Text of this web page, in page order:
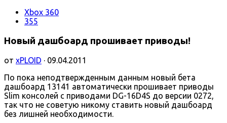
Xbox 360
355
Новый дашбоард прошивает приводы!
от xPLOID · 09.04.2011
По пока неподтвержденным данным новый бета
дашбоард 13141 автоматически прошивает приводы
Slim консолей с приводами DG-16D4S до версии 0272,
так что не советую никому ставить новый дашбоард
без лишней необходимости.